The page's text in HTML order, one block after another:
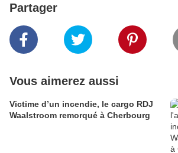
Partager
Vous aimerez aussi
Victime d’un incendie, le cargo RDJ
Waalstroom remorqué à Cherbourg